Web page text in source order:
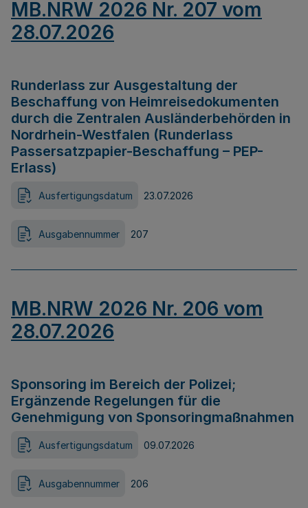
MB.NRW 2026 Nr. 207 vom
28.07.2026
Runderlass zur Ausgestaltung der
Beschaffung von Heimreisedokumenten
durch die Zentralen Ausländerbehörden in
Nordrhein-Westfalen (Runderlass
Passersatzpapier-Beschaffung – PEP-
Erlass)
Ausfertigungsdatum 23.07.2026
Ausgabennummer 207
MB.NRW 2026 Nr. 206 vom
28.07.2026
Sponsoring im Bereich der Polizei;
Ergänzende Regelungen für die
Genehmigung von Sponsoringmaßnahmen
Ausfertigungsdatum 09.07.2026
Ausgabennummer 206